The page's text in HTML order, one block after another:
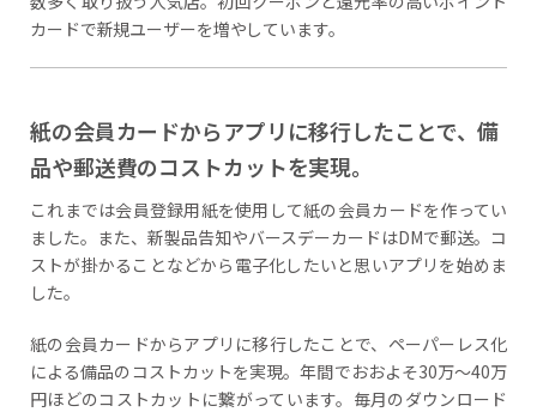
カードで新規ユーザーを増やしています。
紙の会員カードからアプリに移行したことで、備
品や郵送費のコストカットを実現。
これまでは会員登録用紙を使用して紙の会員カードを作ってい
ました。また、新製品告知やバースデーカードはDMで郵送。コ
ストが掛かることなどから電子化したいと思いアプリを始めま
した。
紙の会員カードからアプリに移行したことで、ペーパーレス化
による備品のコストカットを実現。年間でおおよそ30万～40万
円ほどのコストカットに繋がっています。毎月のダウンロード